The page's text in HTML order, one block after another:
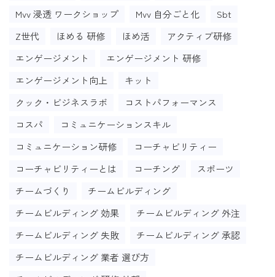
Mvv 浸透 ワークショップ
Mvv 自分ごと化
Sbt
Z世代
ほめる 研修 ほめ活
アクティブ研修
エンゲージメント
エンゲージメント 研修
エンゲージメント向上
キット
クック・ビジネスラボ
コストパフォーマンス
コスパ
コミュニケーションスキル
コミュニケーション研修
コーチャビリティー
コーチャビリティーとは
コーチング
スポーツ
チームづくり
チームビルディング
チームビルディング 効果
チームビルディング 外注
チームビルディング 失敗
チームビルディング 承認
チームビルディング 業者 選び方